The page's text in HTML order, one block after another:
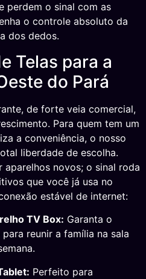
perdem o sinal com as
o controle absoluto da
dos dedos.
Telas para a
do Pará
de forte veia comercial,
Para quem tem um
a conveniência, o nosso
liberdade de escolha.
novos; o sinal roda
que você já usa no
estável de internet:
TV Box: Garanta o
reunir a família na sala
Perfeito para